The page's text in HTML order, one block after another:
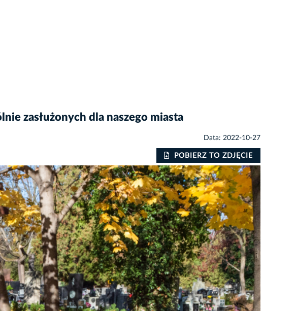
zasłużonych dla naszego miasta
Data: 2022-10-27
POBIERZ TO ZDJĘCIE